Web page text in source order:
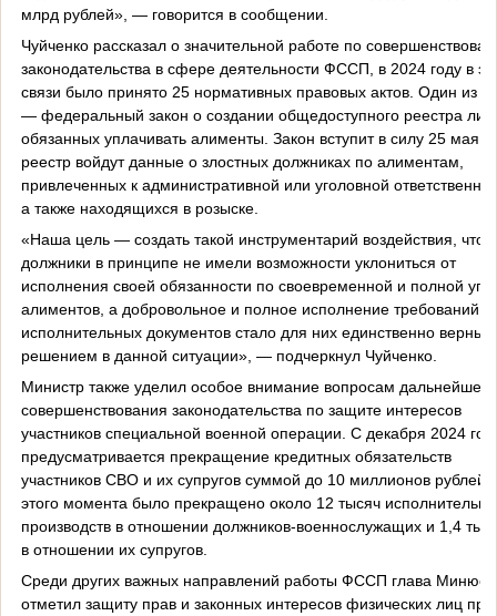
млрд рублей», — говорится в сообщении.
Чуйченко рассказал о значительной работе по
законодательства в сфере деятельности ФССП, в 2024 году в
связи было принято 25 нормативных правовых актов. Один из
— федеральный закон о создании общедоступного реестра лиц,
обязанных уплачивать алименты. Закон вступит в силу 25 мая. В
реестр войдут данные о злостных должниках по алиментам,
привлеченных к административной или уголовной
а также находящихся в розыске.
«Наша цель — создать такой инструментарий воздействия,
должники в принципе не имели возможности уклониться от
исполнения своей обязанности по своевременной и полной
алиментов, а добровольное и полное исполнение требований
исполнительных документов стало для них единственно верным
решением в данной ситуации», — подчеркнул Чуйченко.
Министр также уделил особое внимание вопросам дальнейшего
совершенствования законодательства по защите интересов
участников специальной военной операции. С декабря 2024
предусматривается прекращение кредитных обязательств
участников СВО и их супругов суммой до 10 миллионов рублей.
этого момента было прекращено около 12 тысяч
производств в отношении должников-военнослужащих и 1,4
в отношении их супругов.
Среди других важных направлений работы ФССП глава
отметил защиту прав и законных интересов физических лиц при